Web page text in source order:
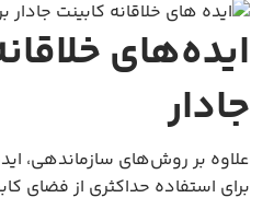
ایده‌های
جادار
علاوه بر روش‌های سازماندهی،
برای استفاده حداکثری از فضای